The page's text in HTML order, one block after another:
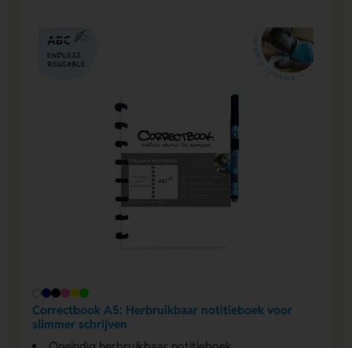
Correctbook A5: Herbruikbaar notitieboek voor
slimmer schrijven